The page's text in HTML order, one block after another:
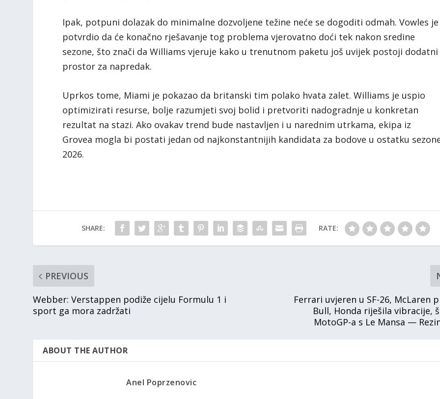
Ipak, potpuni dolazak do minimalne dozvoljene težine neće se dogoditi odmah. Vowles je
potvrdio da će konačno rješavanje tog problema vjerovatno doći tek nakon sredine
sezone, što znači da Williams vjeruje kako u trenutnom paketu još uvijek postoji dodatni
prostor za napredak.
Uprkos tome, Miami je pokazao da britanski tim polako hvata zalet. Williams je uspio
optimizirati resurse, bolje razumjeti svoj bolid i pretvoriti nadogradnje u konkretan
rezultat na stazi. Ako ovakav trend bude nastavljen i u narednim utrkama, ekipa iz
Grovea mogla bi postati jedan od najkonstantnijih kandidata za bodove u ostatku
2026.
SHARE: RATE:
PREVIOUS
Webber: Verstappen podiže cijelu Formulu 1 i
sport ga mora zadržati
Ferrari uvjeren u SF-26, McLaren
Bull, Honda riješila vibracije,
MotoGP-a s Le Mansa —
ABOUT THE AUTHOR
Anel Poprzenovic